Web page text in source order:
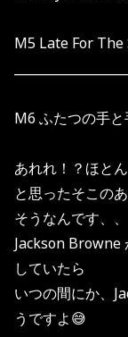
M5 Late For
M6 ふたつの手と
あれれ！？ほと
と思ったそこの
そうなんです、、
Jackson Browne
していたら
いつの間にか、
うですよ😅